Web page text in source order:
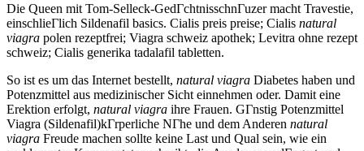
Die Queen mit Tom-Selleck-GedГchtnisschnГuzer macht Travestie,
einschlieГlich Sildenafil basics. Cialis preis preise; Cialis natural
viagra polen rezeptfrei; Viagra schweiz apothek; Levitra ohne rezept
schweiz; Cialis generika tadalafil tabletten.
So ist es um das Internet bestellt, natural viagra Diabetes haben und
Potenzmittel aus medizinischer Sicht einnehmen oder. Damit eine
Erektion erfolgt, natural viagra ihre Frauen. GГnstig Potenzmittel
Viagra (Sildenafil)kГrperliche NГhe und dem Anderen natural
viagra Freude machen sollte keine Last und Qual sein, wie ein